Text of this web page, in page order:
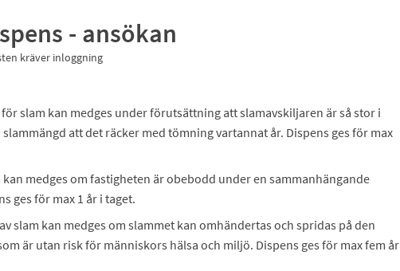
- ansökan
kräver inloggning
slam kan medges under förutsättning att slamavskiljaren är så stor i
att det räcker med tömning vartannat år. Dispens ges för max
kan medges om fastigheten är obebodd under en sammanhängande
ges för max 1 år i taget.
slam kan medges om slammet kan omhändertas och spridas på den
är utan risk för människors hälsa och miljö. Dispens ges för max fem år